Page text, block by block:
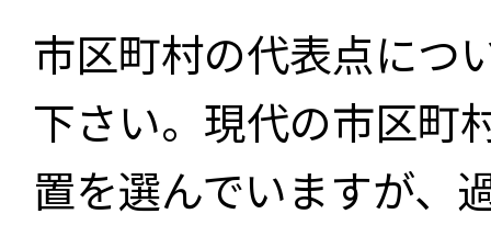
市区町村の代表点につ
下さい。現代の市区町
置を選んでいますが、